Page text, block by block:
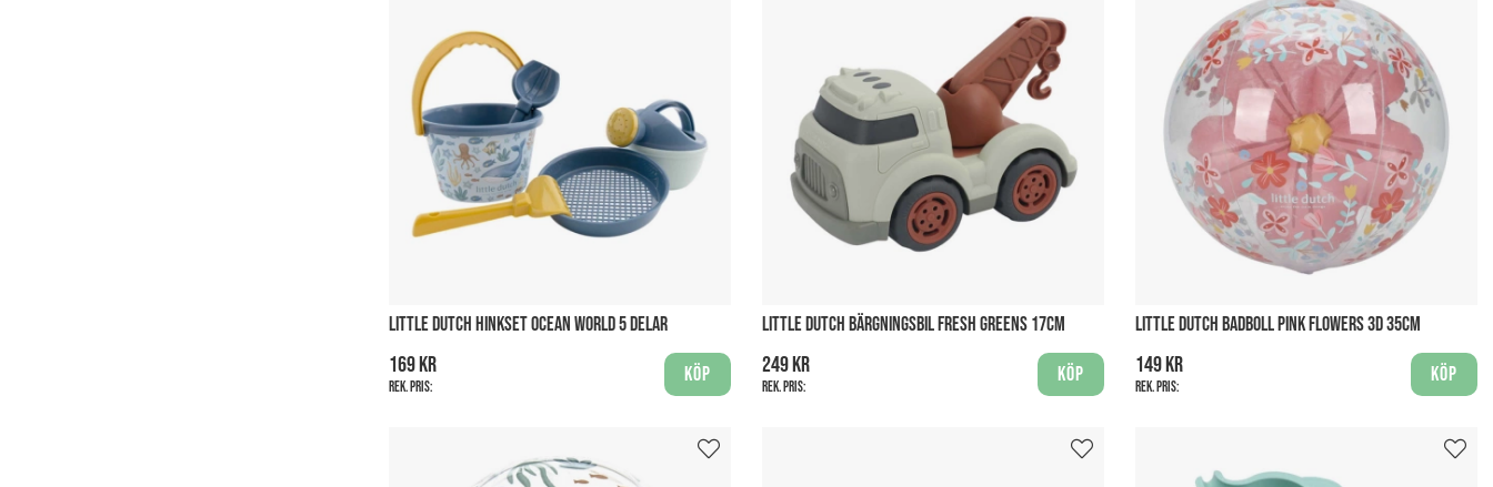
LITTLE DUTCH HINKSET OCEAN WORLD 5 DELAR
169 kr
Rek. pris:
Köp
LITTLE DUTCH BÄRGNINGSBIL FRESH GREENS 17CM
249 kr
Rek. pris:
Köp
LITTLE DUTCH BADBOLL PINK FLOWERS 3D 35CM
149 kr
Rek. pris:
Köp